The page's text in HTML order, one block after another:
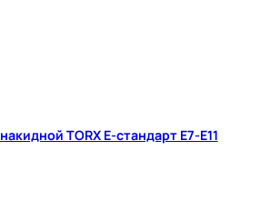
TORX E-стандарт E7-E11